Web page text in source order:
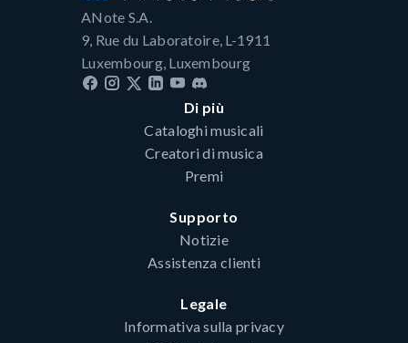
ANote S.A.
9, Rue du Laboratoire, L-1911
Luxembourg, Luxembourg
Di più
Cataloghi musicali
Creatori di musica
Premi
Supporto
Notizie
Assistenza clienti
Legale
Informativa sulla privacy